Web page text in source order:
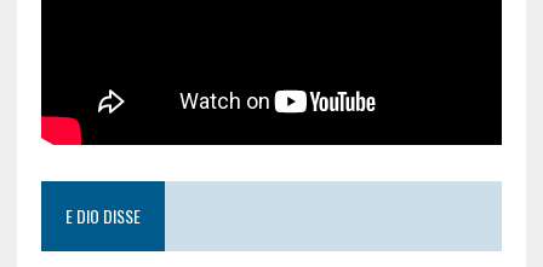
E DIO DISSE